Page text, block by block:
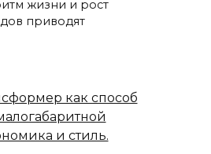
жизни и рост
приводят